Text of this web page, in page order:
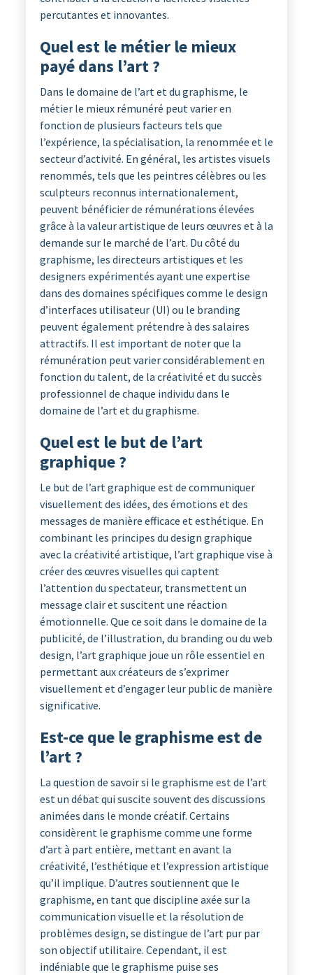
percutantes et innovantes.
Quel est le métier le mieux
payé dans l’art ?
Dans le domaine de l’art et du graphisme, le
métier le mieux rémunéré peut varier en
fonction de plusieurs facteurs tels que
l’expérience, la spécialisation, la renommée et le
secteur d’activité. En général, les artistes visuels
renommés, tels que les peintres célèbres ou les
sculpteurs reconnus internationalement,
peuvent bénéficier de rémunérations élevées
grâce à la valeur artistique de leurs œuvres et à la
demande sur le marché de l’art. Du côté du
graphisme, les directeurs artistiques et les
designers expérimentés ayant une expertise
dans des domaines spécifiques comme le design
d’interfaces utilisateur (UI) ou le branding
peuvent également prétendre à des salaires
attractifs. Il est important de noter que la
rémunération peut varier considérablement en
fonction du talent, de la créativité et du succès
professionnel de chaque individu dans le
domaine de l’art et du graphisme.
Quel est le but de l’art
graphique ?
Le but de l’art graphique est de communiquer
visuellement des idées, des émotions et des
messages de manière efficace et esthétique. En
combinant les principes du design graphique
avec la créativité artistique, l’art graphique vise à
créer des œuvres visuelles qui captent
l’attention du spectateur, transmettent un
message clair et suscitent une réaction
émotionnelle. Que ce soit dans le domaine de la
publicité, de l’illustration, du branding ou du web
design, l’art graphique joue un rôle essentiel en
permettant aux créateurs de s’exprimer
visuellement et d’engager leur public de manière
significative.
Est-ce que le graphisme est de
l’art ?
La question de savoir si le graphisme est de l’art
est un débat qui suscite souvent des discussions
animées dans le monde créatif. Certains
considèrent le graphisme comme une forme
d’art à part entière, mettant en avant la
créativité, l’esthétique et l’expression artistique
qu’il implique. D’autres soutiennent que le
graphisme, en tant que discipline axée sur la
communication visuelle et la résolution de
problèmes design, se distingue de l’art pur par
son objectif utilitaire. Cependant, il est
indéniable que le graphisme puise ses